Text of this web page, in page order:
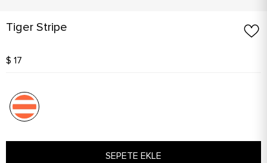
Tiger Stripe
$ 17
SEPETE EKLE